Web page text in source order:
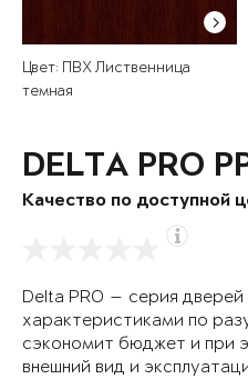
Цвет: ПВХ Лиственница
темная
DELTA PRO
Качество по доступной
Delta PRO — серия
характеристиками по
сэкономит бюджет и при
внешний вид и